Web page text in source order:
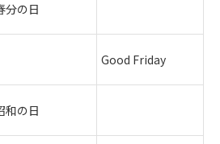
分の日
Good Friday
和の日